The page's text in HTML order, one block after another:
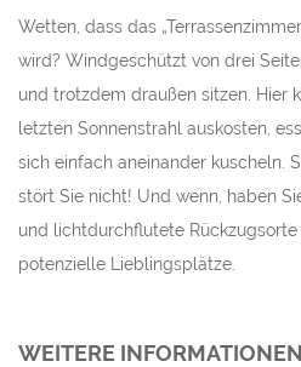
Wetten, dass das
wird? Windgeschützt von drei
und trotzdem draußen sitzen. Hier
letzten Sonnenstrahl auskosten,
sich einfach aneinander kuscheln.
stört Sie nicht! Und wenn, haben
und lichtdurchflutete
potenzielle Lieblingsplätze.
WEITERE INFORMATIONEN